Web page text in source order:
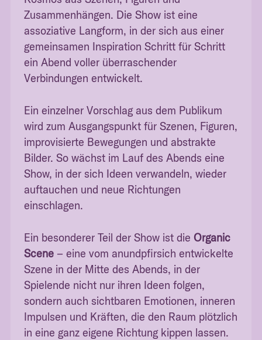
Zusammenhängen. Die Show ist eine
assoziative Langform, in der sich aus einer
gemeinsamen Inspiration Schritt für Schritt
ein Abend voller überraschender
Verbindungen entwickelt.
Ein einzelner Vorschlag aus dem Publikum
wird zum Ausgangspunkt für Szenen, Figuren,
improvisierte Bewegungen und abstrakte
Bilder. So wächst im Lauf des Abends eine
Show, in der sich Ideen verwandeln, wieder
auftauchen und neue Richtungen
einschlagen.
Ein besonderer Teil der Show ist die Organic
Scene – eine vom anundpfirsich entwickelte
Szene in der Mitte des Abends, in der
Spielende nicht nur ihren Ideen folgen,
sondern auch sichtbaren Emotionen, inneren
Impulsen und Kräften, die den Raum plötzlich
in eine ganz eigene Richtung kippen lassen.